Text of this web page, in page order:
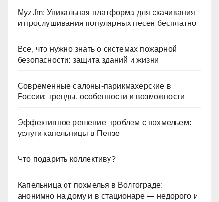
Myz.fm: Уникальная платформа для скачивания
и прослушивания популярных песен бесплатно
Все, что нужно знать о системах пожарной
безопасности: защита зданий и жизни
Современные салоны-парикмахерские в
России: тренды, особенности и возможности
Эффективное решение проблем с похмельем:
услуги капельницы в Пензе
Что подарить коллективу?
Капельница от похмелья в Волгограде:
анонимно на дому и в стационаре — недорого и